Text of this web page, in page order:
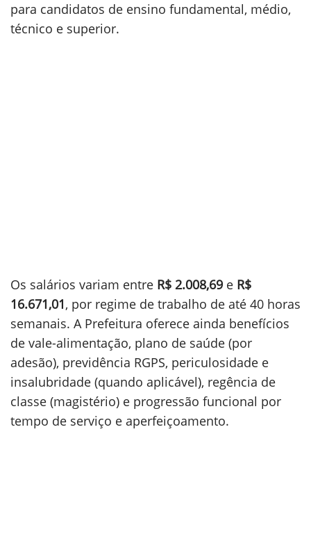
para candidatos de ensino fundamental, médio,
técnico e superior.
Os salários variam entre R$ 2.008,69 e R$
16.671,01, por regime de trabalho de até 40 horas
semanais. A Prefeitura oferece ainda benefícios
de vale-alimentação, plano de saúde (por
adesão), previdência RGPS, periculosidade e
insalubridade (quando aplicável), regência de
classe (magistério) e progressão funcional por
tempo de serviço e aperfeiçoamento.